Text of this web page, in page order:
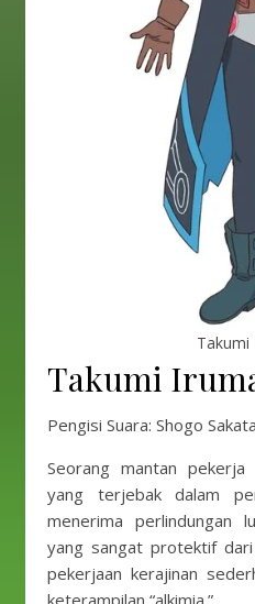
Takumi
Takumi
Pengisi Suara: Shogo Sakata
Seorang mantan
yang terjebak dalam
menerima perlindungan
yang sangat protektif
pekerjaan kerajinan
keterampilan “alkimia.”